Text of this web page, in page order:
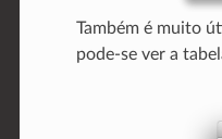
Também é muito
pode-se ver a